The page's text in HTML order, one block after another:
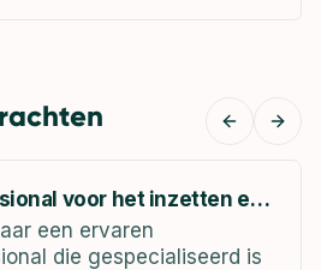
voor het inzetten en
online advertenties
een ervaren
die gespecialiseerd is